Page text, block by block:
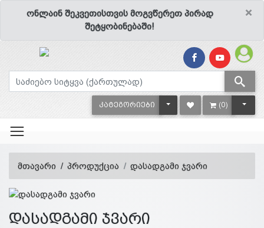
×
ონლაინ შეკვეთისთვის მოგვწერეთ პირად
შეტყობინებაში!
ᲙᲐᲢᲔᲒᲝᲠᲘᲔᲑᲘ TOGGLE DROPDOWN
(0)
მთავარი პროდუქცია დასადგამი ჯვარი
დასადგამი ჯვარი